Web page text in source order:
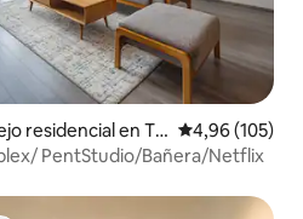
residencial en Tâ
Calificación
4,96 (105)
PentStudio/Bañera/Netflix